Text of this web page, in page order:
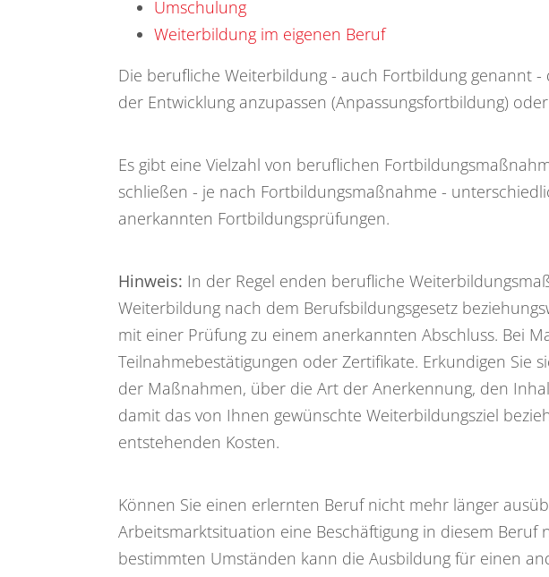
Umschulung
Weiterbildung im eigenen Beruf
Die berufliche Weiterbildung - auch Fortbildung genannt
der Entwicklung anzupassen (Anpassungsfortbildung)
Es gibt eine Vielzahl von beruflichen
schließen - je nach Fortbildungsmaßnahme -
anerkannten Fortbildungsprüfungen.
Hinweis: In der Regel enden berufliche
Weiterbildung nach dem Berufsbildungsgesetz
mit einer Prüfung zu einem anerkannten Abschluss. Bei
Teilnahmebestätigungen oder Zertifikate. Erkundigen Sie
der Maßnahmen, über die Art der Anerkennung, den
damit das von Ihnen gewünschte Weiterbildungsziel
entstehenden Kosten.
Können Sie einen erlernten Beruf nicht mehr länger
Arbeitsmarktsituation eine Beschäftigung in diesem
bestimmten Umständen kann die Ausbildung für einen